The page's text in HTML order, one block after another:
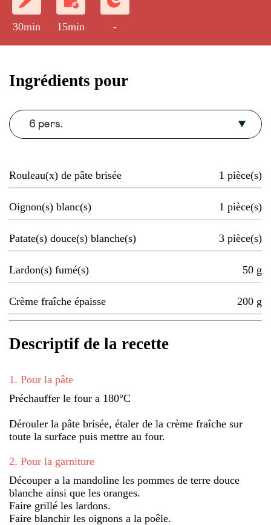
30min 15min -
Ingrédients pour
6 pers.
Rouleau(x) de pâte brisée 1 pièce(s)
Oignon(s) blanc(s) 1 pièce(s)
Patate(s) douce(s) blanche(s) 3 pièce(s)
Lardon(s) fumé(s) 50 g
Crème fraîche épaisse 200 g
Descriptif de la recette
1 . Pour la pâte
Préchauffer le four a 180°C
Dérouler la pâte brisée, étaler de la crème fraîche sur
toute la surface puis mettre au four.
2. Pour la garniture
Découper a la mandoline les pommes de terre douce
blanche ainsi que les oranges.
Faire grillé les lardons.
Faire blanchir les oignons a la poêle.